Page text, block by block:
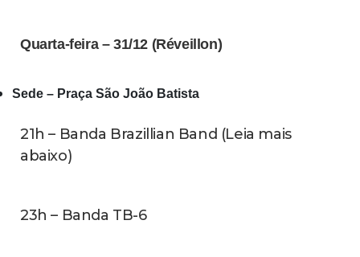
Quarta-feira – 31/12 (Réveillon)
Sede – Praça São João Batista
21h – Banda Brazillian Band (Leia mais
abaixo)
23h – Banda TB-6